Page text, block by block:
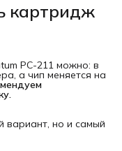
картридж
PC-211 можно: в
а чип меняется на
но и самый